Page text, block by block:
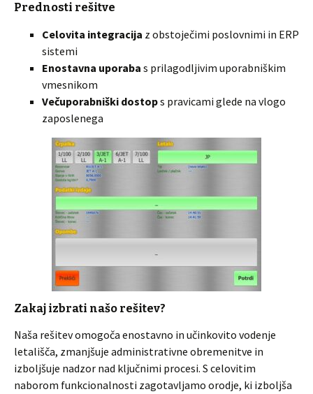
Prednosti rešitve
Celovita integracija z obstoječimi poslovnimi in ERP
sistemi
Enostavna uporaba s prilagodljivim uporabniškim
vmesnikom
Večuporabniški dostops pravicami glede na vlogo
zaposlenega
Zakaj izbrati našo rešitev?
Naša rešitev omogoča enostavno in učinkovito vodenje
letališča, zmanjšuje administrativne obremenitve in
izboljšuje nadzor nad ključnimi procesi. S celovitim
naborom funkcionalnosti zagotavljamo orodje, ki izboljša